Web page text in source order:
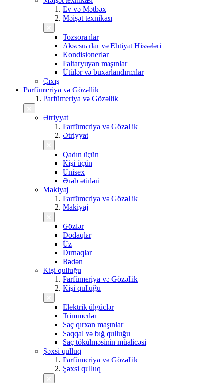
Ev və Mətbəx
Məişət texnikası
Tozsoranlar
Aksesuarlar və Ehtiyat Hissələri
Kondisionerlər
Paltaryuyan maşınlar
Ütülər və buxarlandırıcılar
Çıxış
Parfümeriya və Gözəllik
Parfümeriya və Gözəllik
Ətriyyat
Parfümeriya və Gözəllik
Ətriyyat
Qadın üçün
Kişi üçün
Unisex
Ərəb ətirləri
Makiyaj
Parfümeriya və Gözəllik
Makiyaj
Gözlər
Dodaqlar
Üz
Dırnaqlar
Bədən
Kişi qulluğu
Parfümeriya və Gözəllik
Kişi qulluğu
Elektrik ülgüclər
Trimmerlər
Saç qırxan maşınlar
Saqqal və bığ qulluğu
Saç tökülməsinin müalicəsi
Şəxsi qulluq
Parfümeriya və Gözəllik
Şəxsi qulluq